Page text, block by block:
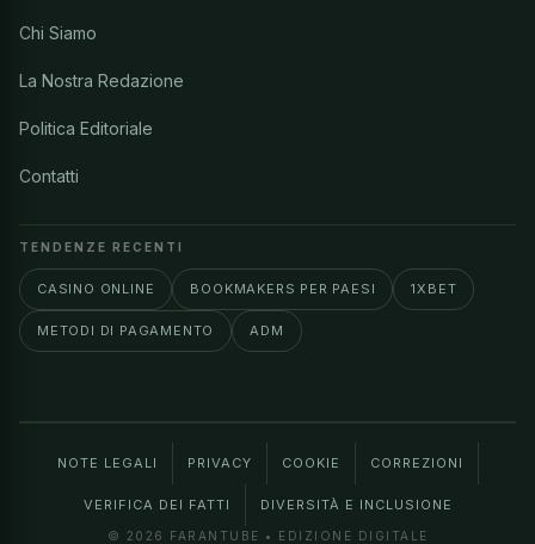
Chi Siamo
La Nostra Redazione
Politica Editoriale
Contatti
TENDENZE RECENTI
CASINO ONLINE BOOKMAKERS PER PAESI 1XBET
METODI DI PAGAMENTO ADM
NOTE LEGALI PRIVACY COOKIE CORREZIONI
VERIFICA DEI FATTI DIVERSITÀ E INCLUSIONE
© 2026 FARANTUBE • EDIZIONE DIGITALE